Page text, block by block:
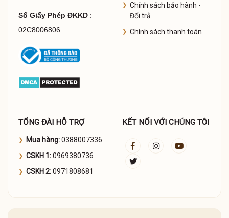
Số Giấy Phép ĐKKD:
02C8006806
Chính sách bảo hành -
Đổi trả
Chính sách thanh toán
TỔNG ĐÀI HỖ TRỢ
Mua hàng:0388007336
CSKH 1:0969380736
CSKH 2:0971808681
KẾT NỐI VỚI CHÚNG TÔI